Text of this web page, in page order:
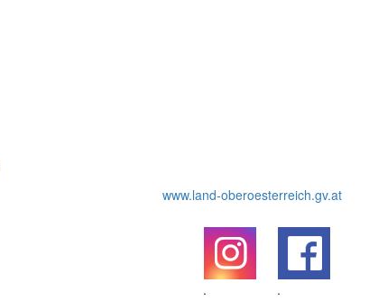
www.land-oberoesterreich.gv.at
.
.